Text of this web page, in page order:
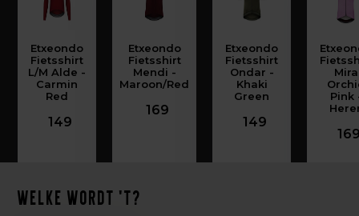
Etxeondo
Fietsshirt
L/M Alde -
Carmin
Red
149
Etxeondo
Fietsshirt
Mendi -
Maroon/Red
169
Etxeondo
Fietsshirt
Ondar -
Khaki
Green
149
Mira
Pink
Welke wordt 't?